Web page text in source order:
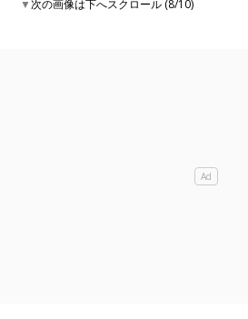
▼次の画像は下へスクロール (8/10)